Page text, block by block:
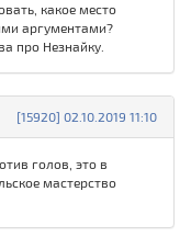
какое место
аргументами?
про Незнайку.
[15920] 02.10.2019 11:10
голов, это в
мастерство